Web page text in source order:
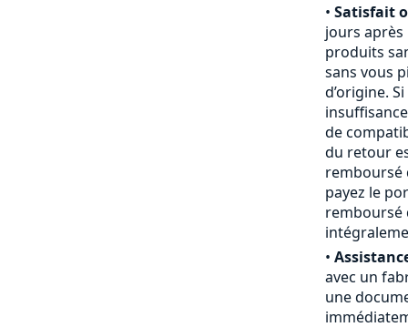
• Satisfait
jours
produits
sans vous
d’origine.
de
du retour
remboursé
payez le
remboursé
•
avec un
une